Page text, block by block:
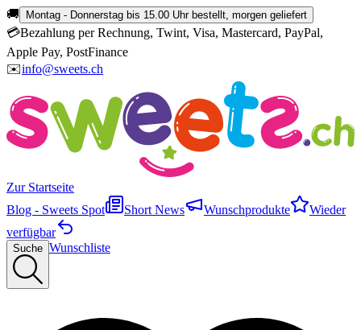
🚚 Montag - Donnerstag bis 15.00 Uhr bestellt, morgen geliefert
💳Bezahlung per Rechnung, Twint, Visa, Mastercard, PayPal,
Apple Pay, PostFinance
✉️info@sweets.ch
Zur Startseite
Blog - Sweets Spot
Short News Wunschprodukte
Wieder
verfügbar
Suche Wunschliste